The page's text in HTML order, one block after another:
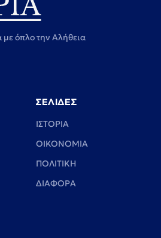
με όπλο την Αλήθεια
ΣΕΛΙΔΕΣ
ΙΣΤΟΡΙΑ
ΟΙΚΟΝΟΜΙΑ
ΠΟΛΙΤΙΚΗ
ΔΙΑΦΟΡΑ